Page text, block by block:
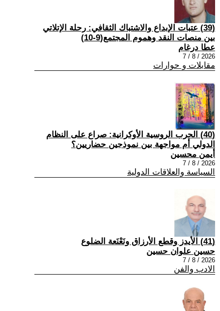
(39) عتبات الإبداع والاشتباك الثقافي: رحلة الإتلاتي
بين منصات النقد وهموم المجتمع(9-10)
عطا درغام
2026 / 8 / 7
مقابلات و حوارات
(40) الحرب الروسية الأوكرانية: صراع على النظام
الدولي أم مواجهة بين نموذجين حضاريين؟
أيمن محسين
2026 / 8 / 7
السياسة والعلاقات الدولية
(41) الأيدز وقطع الأرزاق ونَعْنَعة الضلوع
حسين علوان حسين
2026 / 8 / 7
الادب والفن